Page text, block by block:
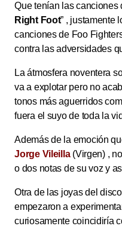
Que tenían las canciones
Right Foot” , justamente
canciones de Foo
contra las adversidades
La átmosfera noventera
va a explotar pero no
tonos más aguerridos
fuera el suyo de toda la
Además de la emoción
Jorge Vileilla(Virgen) ,
o dos notas de su voz y
Otra de las joyas del disco
empezaron a
curiosamente coincidiría